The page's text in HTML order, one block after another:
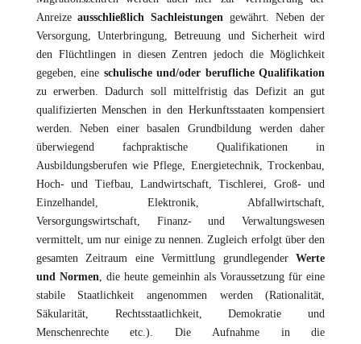
Anreizeausschließlich Sachleistungen gewährt. Neben der
Versorgung, Unterbringung, Betreuung und Sicherheit wird
den Flüchtlingen in diesen Zentren jedoch die Möglichkeit
gegeben, eine schulische und/oder berufliche Qualifikation
zu erwerben. Dadurch soll mittelfristig das Defizit an gut
qualifizierten Menschen in den Herkunftsstaaten kompensiert
werden. Neben einer basalen Grundbildung werden daher
überwiegend fachpraktische Qualifikationen in
Ausbildungsberufen wie Pflege, Energietechnik, Trockenbau,
Hoch- und Tiefbau, Landwirtschaft, Tischlerei, Groß- und
Einzelhandel, Elektronik, Abfallwirtschaft,
Versorgungswirtschaft, Finanz- und Verwaltungswesen
vermittelt, um nur einige zu nennen. Zugleich erfolgt über den
gesamten Zeitraum eine Vermittlung grundlegenderWerte
und Normen, die heute gemeinhin als Voraussetzung für eine
stabile Staatlichkeit angenommen werden (Rationalität,
Säkularität, Rechtsstaatlichkeit, Demokratie und
Menschenrechte etc.). Die Aufnahme in die